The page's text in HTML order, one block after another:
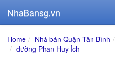
NhaBansg.vn
Home Nhà bán Quận Tân Bình
đường Phan Huy Ích